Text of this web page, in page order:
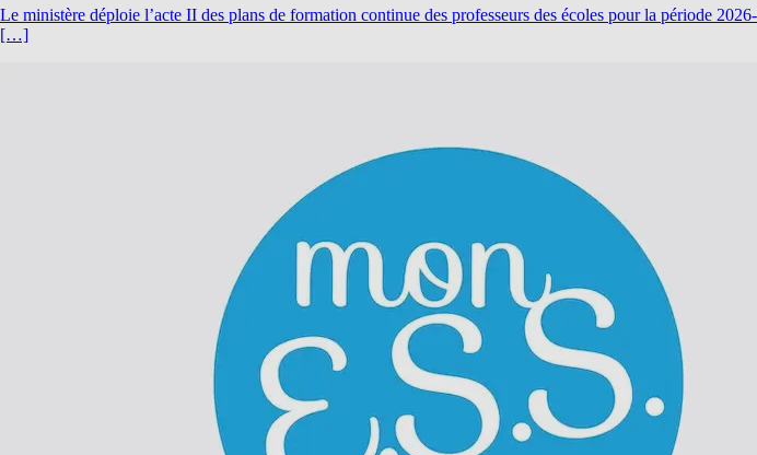
Le ministère déploie l’acte II des plans de formation continue des professeurs des écoles pour la période
[…]